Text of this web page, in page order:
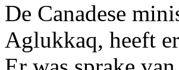
De Canadese
Aglukkaq, heeft